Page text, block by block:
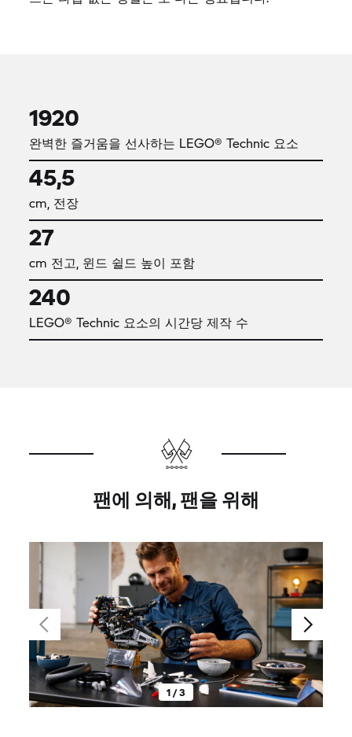
1920
완벽한 즐거움을 선사하는 LEGO® Technic 요소
45,5
cm, 전장
27
cm 전고, 윈드 쉴드 높이 포함
240
LEGO® Technic 요소의 시간당 제작 수
팬에 의해, 팬을 위해
1 / 3